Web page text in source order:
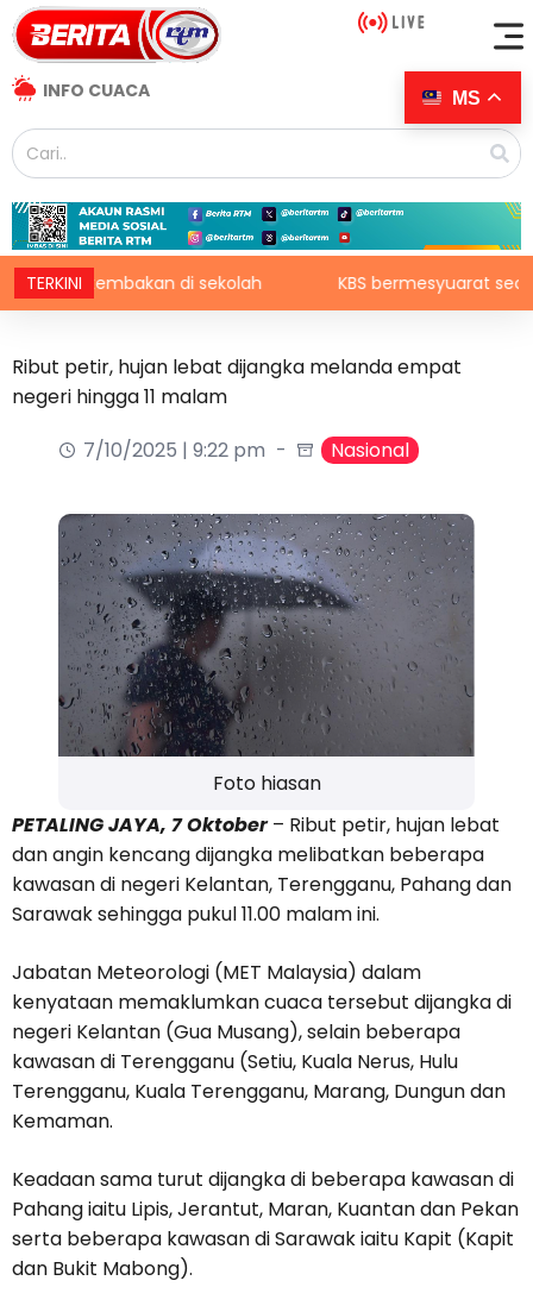
INFO CUACA
TERKINI
tembakan di sekolah KBS bermesyuarat secara
Ribut petir, hujan lebat dijangka melanda empat
negeri hingga 11 malam
7/10/2025 | 9:22 pm
Nasional
Foto hiasan
PETALING JAYA, 7 Oktober– Ribut petir, hujan lebat
dan angin kencang dijangka melibatkan beberapa
kawasan di negeri Kelantan, Terengganu, Pahang dan
Sarawak sehingga pukul 11.00 malam ini.
Jabatan Meteorologi (MET Malaysia) dalam
kenyataan memaklumkan cuaca tersebut dijangka di
negeri Kelantan (Gua Musang), selain beberapa
kawasan di Terengganu (Setiu, Kuala Nerus, Hulu
Terengganu, Kuala Terengganu, Marang, Dungun dan
Kemaman.
Keadaan sama turut dijangka di beberapa kawasan di
Pahang iaitu Lipis, Jerantut, Maran, Kuantan dan Pekan
serta beberapa kawasan di Sarawak iaitu Kapit (Kapit
dan Bukit Mabong).
MS